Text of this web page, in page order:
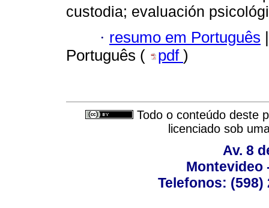
custodia; evaluación
· resumo em Português |
Português (
pdf )
Todo o conteúdo deste
licenciado sob
Av. 8
Montevideo
Telefonos: (598)